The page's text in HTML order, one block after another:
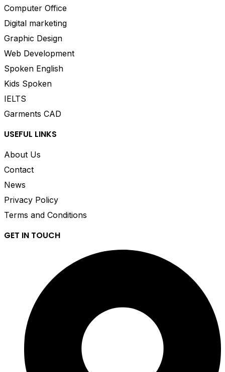
Computer Office
Digital marketing
Graphic Design
Web Development
Spoken English
Kids Spoken
IELTS
Garments CAD
USEFUL LINKS
About Us
Contact
News
Privacy Policy
Terms and Conditions
GET IN TOUCH